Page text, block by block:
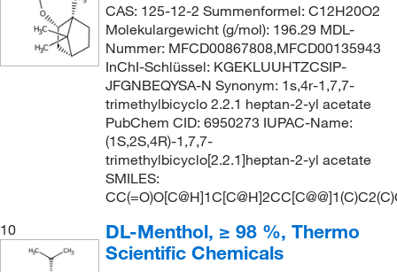
CAS: 125-12-2 Summenformel: C12H20O2
Molekulargewicht (g/mol): 196.29 MDL-
Nummer: MFCD00867808,MFCD00135943
InChI-Schlüssel: KGEKLUUHTZCSIP-
JFGNBEQYSA-N Synonym: 1s,4r-1,7,7-
trimethylbicyclo 2.2.1 heptan-2-yl acetate
PubChem CID: 6950273 IUPAC-Name:
(1S,2S,4R)-1,7,7-
trimethylbicyclo[2.2.1]heptan-2-yl acetate
SMILES:
10
DL-Menthol, ≥ 98 %, Thermo
Scientific Chemicals